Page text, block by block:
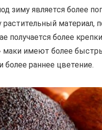
зиму является более
растительный материал,
получается более
маки имеют более
более раннее цветение.